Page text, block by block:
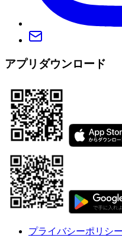
アプリダウンロード
プライバシーポリシー